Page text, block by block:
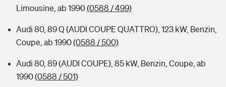
Limousine, ab 1990(0588 / 499)
Audi 80, 89 Q (AUDI COUPE QUATTRO), 123 kW, Benzin,
Coupe, ab 1990(0588 / 500)
Audi 80, 89 (AUDI COUPE), 85 kW, Benzin, Coupe, ab
1990(0588 / 501)